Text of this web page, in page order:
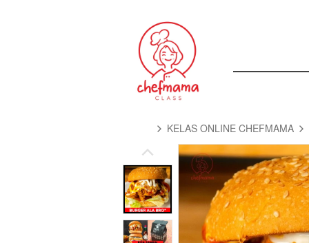
KELAS ONLINE CHEFMAMA